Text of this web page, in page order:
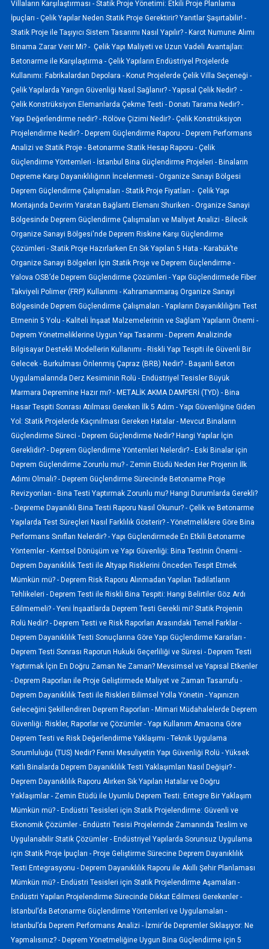
Villaların Karşılaştırması - Statik Proje Yönetimi: Etkili Proje Planlama
İpuçları - Çelik Yapılar Neden Statik Proje Gerektirir? Yanıtlar Şaşırtabilir! -
Statik Proje ile Taşıyıcı Sistem Tasarımı Nasıl Yapılır? - Karot Numune Alımı
Binama Zarar Verir Mi? - Çelik Yapı Maliyeti ve Uzun Vadeli Avantajları:
Betonarme ile Karşılaştırma - Çelik Yapıların Endüstriyel Projelerde
Kullanımı: Fabrikalardan Depolara - Konut Projelerde Çelik Villa Seçeneği -
Çelik Yapılarda Yangın Güvenliği Nasıl Sağlanır? - Yapısal Çelik Nedir? -
Çelik Konstrüksiyon Elemanlarda Çekme Testi - Donatı Tarama Nedir? -
Yapı Değerlendirme nedir? - Rölöve Çizimi Nedir? - Çelik Konstrüksiyon
Projelendirme Nedir? - Deprem Güçlendirme Raporu - Deprem Performans
Analizi ve Statik Proje - Betonarme Statik Hesap Raporu - Çelik
Güçlendirme Yöntemleri - İstanbul Bina Güçlendirme Projeleri - Binaların
Depreme Karşı Dayanıklılığının İncelenmesi - Organize Sanayi Bölgesi
Deprem Güçlendirme Çalışmaları - Statik Proje Fiyatları - Çelik Yapı
Montajında Devrim Yaratan Bağlantı Elemanı Shuriken - Organize Sanayi
Bölgesinde Deprem Güçlendirme Çalışmaları ve Maliyet Analizi - Bilecik
Organize Sanayi Bölgesi'nde Deprem Riskine Karşı Güçlendirme
Çözümleri - Statik Proje Hazırlarken En Sık Yapılan 5 Hata - Karabük’te
Organize Sanayi Bölgeleri İçin Statik Proje ve Deprem Güçlendirme -
Yalova OSB’de Deprem Güçlendirme Çözümleri - Yapı Güçlendirmede Fiber
Takviyeli Polimer (FRP) Kullanımı - Kahramanmaraş Organize Sanayi
Bölgesinde Deprem Güçlendirme Çalışmaları - Yapıların Dayanıklılığını Test
Etmenin 5 Yolu - Kaliteli İnşaat Malzemelerinin ve Sağlam Yapıların Önemi -
Deprem Yönetmeliklerine Uygun Yapı Tasarımı - Deprem Analizinde
Bilgisayar Destekli Modellerin Kullanımı - Riskli Yapı Tespiti ile Güvenli Bir
Gelecek - Burkulması Önlenmiş Çapraz (BRB) Nedir? - Başarılı Beton
Uygulamalarında Derz Kesiminin Rolü - Endüstriyel Tesisler Büyük
Marmara Depremine Hazır mı? - METALİK AKMA DAMPERİ (TYD) - Bina
Hasar Tespiti Sonrası Atılması Gereken İlk 5 Adım - Yapı Güvenliğine Giden
Yol: Statik Projelerde Kaçınılması Gereken Hatalar - Mevcut Binaların
Güçlendirme Süreci - Deprem Güçlendirme Nedir? Hangi Yapılar İçin
Gereklidir? - Deprem Güçlendirme Yöntemleri Nelerdir? - Eski Binalar için
Deprem Güçlendirme Zorunlu mu? - Zemin Etüdü Neden Her Projenin İlk
Adımı Olmalı? - Deprem Güçlendirme Sürecinde Betonarme Proje
Revizyonları - Bina Testi Yaptırmak Zorunlu mu? Hangi Durumlarda Gerekli?
- Depreme Dayanıklı Bina Testi Raporu Nasıl Okunur? - Çelik ve Betonarme
Yapılarda Test Süreçleri Nasıl Farklılık Gösterir? - Yönetmeliklere Göre Bina
Performans Sınıfları Nelerdir? - Yapı Güçlendirmede En Etkili Betonarme
Yöntemler - Kentsel Dönüşüm ve Yapı Güvenliği: Bina Testinin Önemi -
Deprem Dayanıklılık Testi ile Altyapı Risklerini Önceden Tespit Etmek
Mümkün mü? - Deprem Risk Raporu Alınmadan Yapılan Tadilatların
Tehlikeleri - Deprem Testi ile Riskli Bina Tespiti: Hangi Belirtiler Göz Ardı
Edilmemeli? - Yeni İnşaatlarda Deprem Testi Gerekli mi? Statik Projenin
Rolü Nedir? - Deprem Testi ve Risk Raporları Arasındaki Temel Farklar -
Deprem Dayanıklılık Testi Sonuçlarına Göre Yapı Güçlendirme Kararları -
Deprem Testi Sonrası Raporun Hukuki Geçerliliği ve Süresi - Deprem Testi
Yaptırmak İçin En Doğru Zaman Ne Zaman? Mevsimsel ve Yapısal Etkenler
- Deprem Raporları ile Proje Geliştirmede Maliyet ve Zaman Tasarrufu -
Deprem Dayanıklılık Testi ile Riskleri Bilimsel Yolla Yönetin - Yapınızın
Geleceğini Şekillendiren Deprem Raporları - Mimari Müdahalelerde Deprem
Güvenliği: Riskler, Raporlar ve Çözümler - Yapı Kullanım Amacına Göre
Deprem Testi ve Risk Değerlendirme Yaklaşımı - Teknik Uygulama
Sorumluluğu (TUS) Nedir? Fenni Mesuliyetin Yapı Güvenliği Rolü - Yüksek
Katlı Binalarda Deprem Dayanıklılık Testi Yaklaşımları Nasıl Değişir? -
Deprem Dayanıklılık Raporu Alırken Sık Yapılan Hatalar ve Doğru
Yaklaşımlar - Zemin Etüdü ile Uyumlu Deprem Testi: Entegre Bir Yaklaşım
Mümkün mü? - Endüstri Tesisleri için Statik Projelendirme: Güvenli ve
Ekonomik Çözümler - Endüstri Tesisi Projelerinde Zamanında Teslim ve
Uygulanabilir Statik Çözümler - Endüstriyel Yapılarda Sorunsuz Uygulama
için Statik Proje İpuçları - Proje Geliştirme Sürecine Deprem Dayanıklılık
Testi Entegrasyonu - Deprem Dayanıklılık Raporu ile Akıllı Şehir Planlaması
Mümkün mü? - Endüstri Tesisleri için Statik Projelendirme Aşamaları -
Endüstri Yapıları Projelendirme Sürecinde Dikkat Edilmesi Gerekenler -
İstanbul’da Betonarme Güçlendirme Yöntemleri ve Uygulamaları -
İstanbul’da Deprem Performans Analizi - İzmir’de Depremler Sıklaşıyor: Ne
Yapmalısınız? - Deprem Yönetmeliğine Uygun Bina Güçlendirme için 5